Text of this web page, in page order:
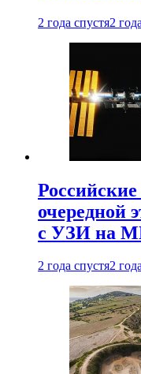
2 года спустя2
очередной
с УЗИ на
2 года спустя2